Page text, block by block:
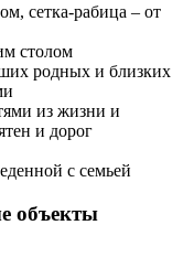
сетка-рабица – от
столом
родных и близких
из жизни и
и дорог
с семьей
объекты